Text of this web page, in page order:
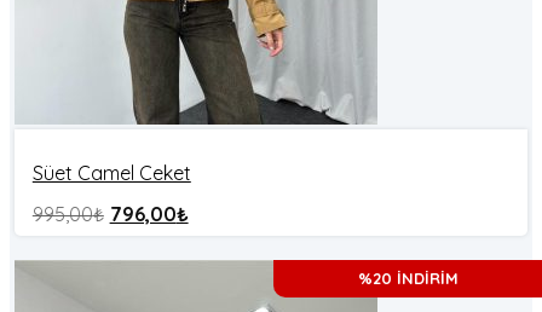
Süet Camel Ceket
995,00₺ 796,00₺
%20 İNDİRİM